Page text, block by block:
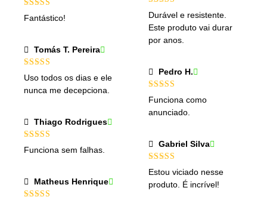
Avaliação
de 5
Fantástico!
Tomás T. Pereira
Avaliação
de 5
Uso todos os dias e ele
nunca me decepciona.
Thiago Rodrigues
Avaliação
de 5
Funciona sem falhas.
Matheus Henrique
Avaliação
4de 5
Durável e resistente.
Este produto vai durar
por anos.
Pedro H.
Avaliação
de 5
Funciona como
anunciado.
Gabriel Silva
Avaliação
5
de 5
Estou viciado nesse
produto. É incrível!